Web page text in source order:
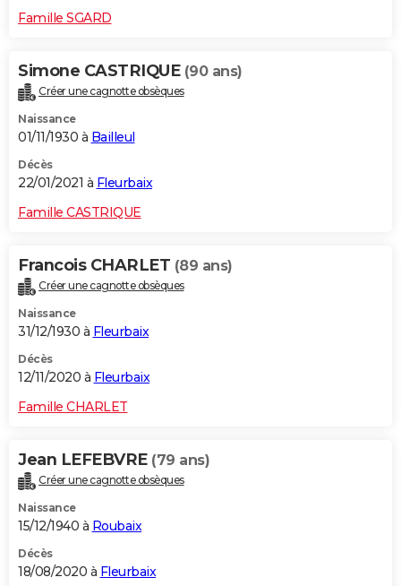
Famille SGARD
Simone CASTRIQUE (90 ans)
Créer une cagnotte obsèques
Naissance
01/11/1930 à Bailleul
Décès
22/01/2021 à Fleurbaix
Famille CASTRIQUE
Francois CHARLET (89 ans)
Créer une cagnotte obsèques
Naissance
31/12/1930 à Fleurbaix
Décès
12/11/2020 à Fleurbaix
Famille CHARLET
Jean LEFEBVRE (79 ans)
Créer une cagnotte obsèques
Naissance
15/12/1940 à Roubaix
Décès
18/08/2020 à Fleurbaix